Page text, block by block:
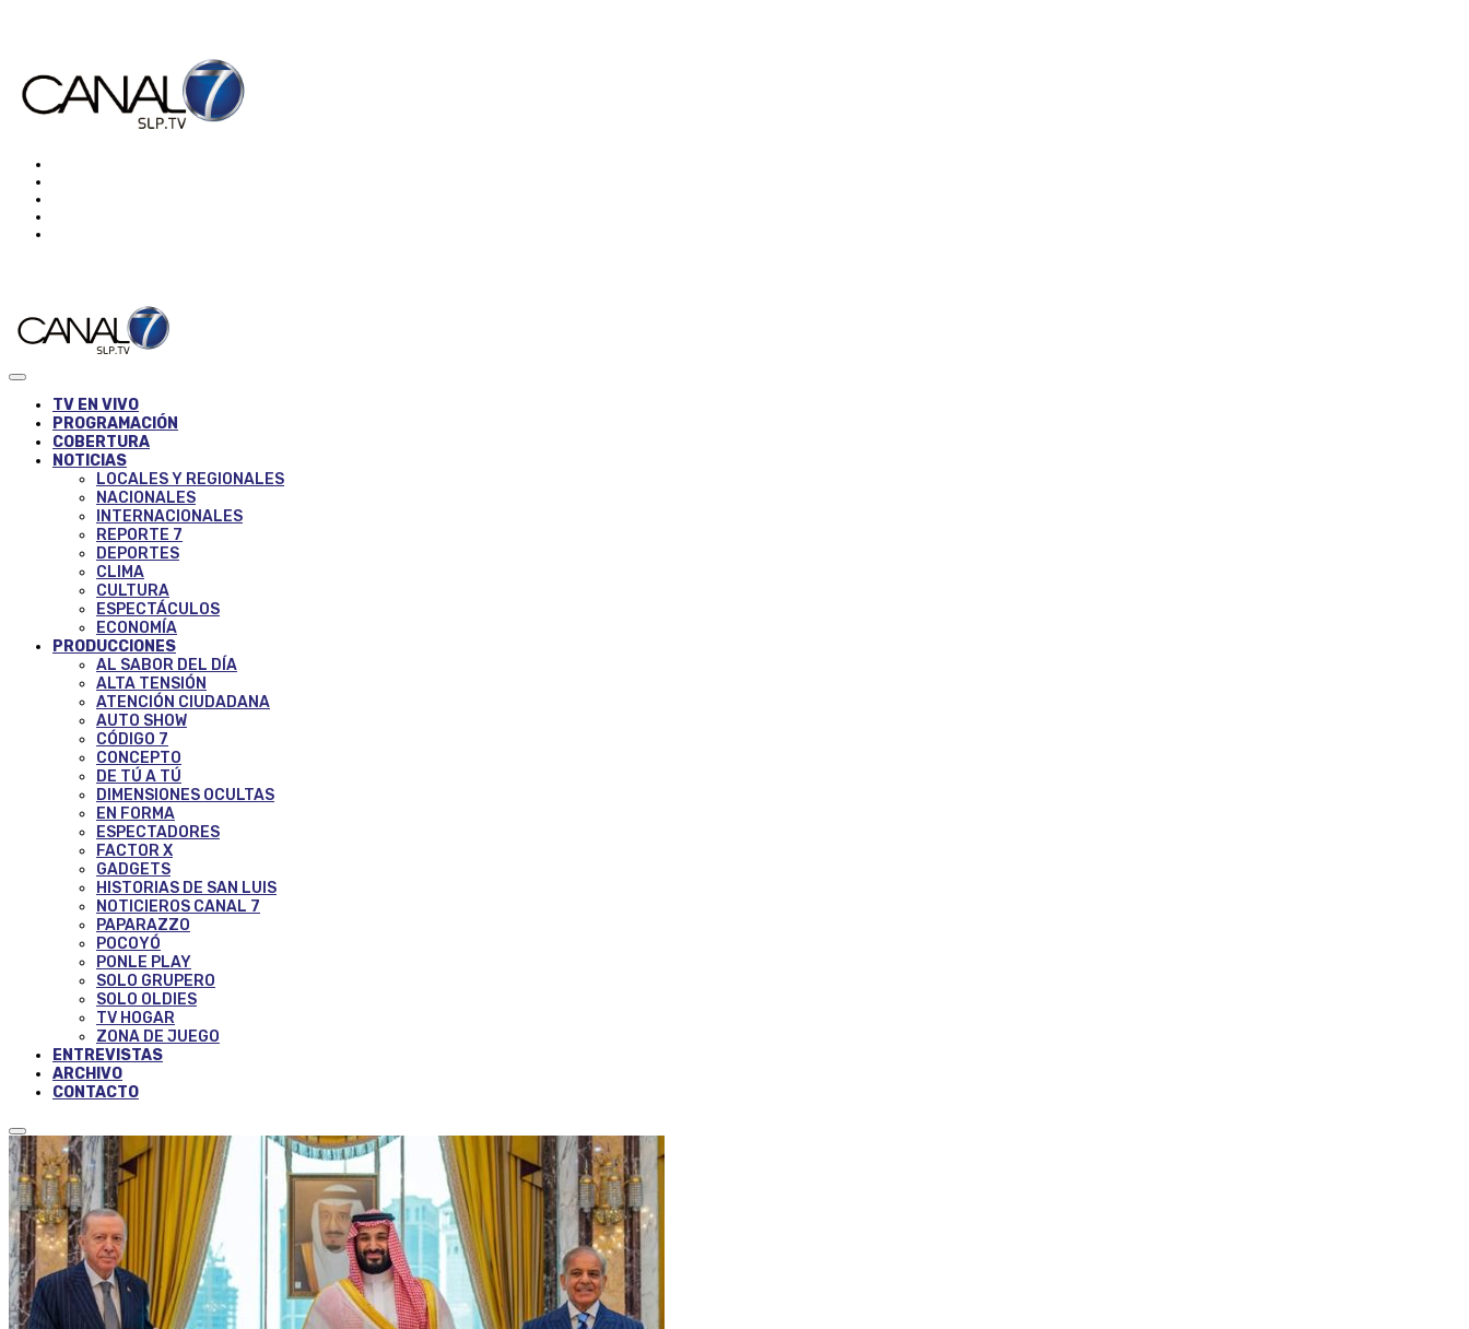
TV EN VIVO
PROGRAMACIÓN
COBERTURA
NOTICIAS
LOCALES Y REGIONALES
NACIONALES
INTERNACIONALES
REPORTE 7
DEPORTES
CLIMA
CULTURA
ESPECTÁCULOS
ECONOMÍA
PRODUCCIONES
AL SABOR DEL DÍA
ALTA TENSIÓN
ATENCIÓN CIUDADANA
AUTO SHOW
CÓDIGO 7
CONCEPTO
DE TÚ A TÚ
DIMENSIONES OCULTAS
EN FORMA
ESPECTADORES
FACTOR X
GADGETS
HISTORIAS DE SAN LUIS
NOTICIEROS CANAL 7
PAPARAZZO
POCOYÓ
PONLE PLAY
SOLO GRUPERO
SOLO OLDIES
TV HOGAR
ZONA DE JUEGO
ENTREVISTAS
ARCHIVO
CONTACTO